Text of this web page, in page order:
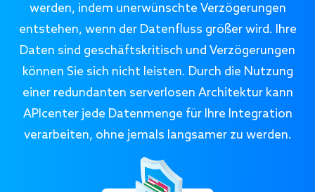
werden, indem unerwünschte Verzögerungen
entstehen, wenn der Datenfluss größer wird. Ihre
Daten sind geschäftskritisch und Verzögerungen
können Sie sich nicht leisten. Durch die Nutzung
einer redundanten serverlosen Architektur kann
APIcenter jede Datenmenge für Ihre Integration
verarbeiten, ohne jemals langsamer zu werden.